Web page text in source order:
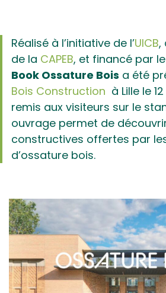
Réalisé à l’initiative de l’UICB,
de la CAPEB, et financé par le
Book Ossature Bois a été
Bois Construction à Lille le
remis aux visiteurs sur le
ouvrage permet de
constructives offertes par
d’ossature bois.